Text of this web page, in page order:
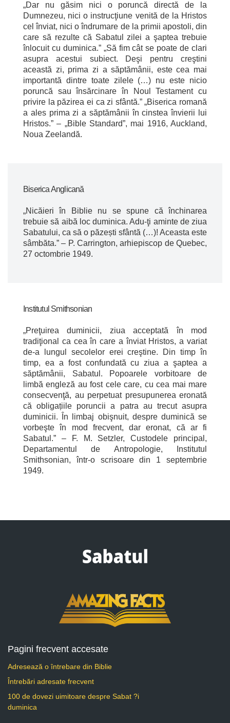
„Dar nu găsim nici o poruncă directă de la
Dumnezeu, nici o instrucţiune venită de la Hristos
cel înviat, nici o îndrumare de la primii apostoli, din
care să rezulte că Sabatul zilei a şaptea trebuie
înlocuit cu duminica.” „Să fim cât se poate de clari
asupra acestui subiect. Deşi pentru creştini
această zi, prima zi a săptămânii, este cea mai
importantă dintre toate zilele (…) nu este nicio
poruncă sau însărcinare în Noul Testament cu
privire la păzirea ei ca zi sfântă.” „Biserica romană
a ales prima zi a săptămânii în cinstea învierii lui
Hristos.” – „Bible Standard”, mai 1916, Auckland,
Noua Zeelandă.
Biserica Anglicană
„Nicăieri în Biblie nu se spune că închinarea
trebuie să aibă loc duminica. Adu-ţi aminte de ziua
Sabatului, ca să o păzești sfântă (…)! Aceasta este
sâmbăta.” – P. Carrington, arhiepiscop de Quebec,
27 octombrie 1949.
Institutul Smithsonian
„Preţuirea duminicii, ziua acceptată în mod
tradiţional ca cea în care a înviat Hristos, a variat
de-a lungul secolelor erei creştine. Din timp în
timp, ea a fost confundată cu ziua a şaptea a
săptămânii, Sabatul. Popoarele vorbitoare de
limbă engleză au fost cele care, cu cea mai mare
consecvenţă, au perpetuat presupunerea eronată
că obligațiile poruncii a patra au trecut asupra
duminicii. În limbaj obişnuit, despre duminică se
vorbeşte în mod frecvent, dar eronat, că ar fi
Sabatul.” – F. M. Setzler, Custodele principal,
Departamentul de Antropologie, Institutul
Smithsonian, într-o scrisoare din 1 septembrie
1949.
Pagini frecvent accesate
Adresează o întrebare din Biblie
Întrebări adresate frecvent
100 de dovezi uimitoare despre Sabat ?i
duminica